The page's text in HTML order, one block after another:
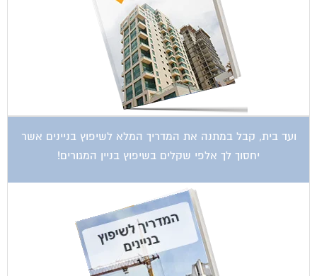
ועד בית, קבל במתנה את המדריך המלא לשיפוץ בניינים אשר
יחסוך לך אלפי שקלים בשיפוץ בניין המגורים!